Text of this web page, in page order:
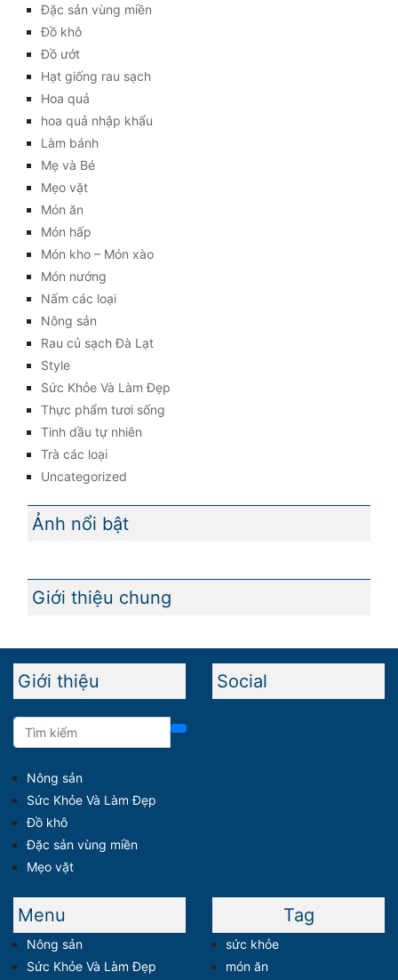
Đặc sản vùng miền
Đồ khô
Đồ ướt
Hạt giống rau sạch
Hoa quả
hoa quả nhập khẩu
Làm bánh
Mẹ và Bé
Mẹo vặt
Món ăn
Món hấp
Món kho – Món xào
Món nướng
Nấm các loại
Nông sản
Rau củ sạch Đà Lạt
Style
Sức Khỏe Và Làm Đẹp
Thực phẩm tươi sống
Tinh dầu tự nhiên
Trà các loại
Uncategorized
Ảnh nổi bật
Giới thiệu chung
Giới thiệu
Nông sản
Sức Khỏe Và Làm Đẹp
Đồ khô
Đặc sản vùng miền
Mẹo vặt
Social
Menu
Nông sản
Sức Khỏe Và Làm Đẹp
Tag
sức khỏe
món ăn